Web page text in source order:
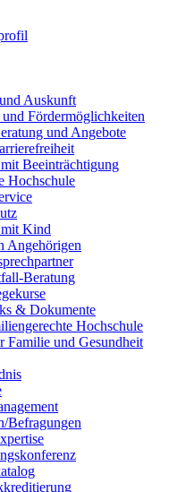
Auskunft
Fördermöglichkeiten
und Angebote
Beeinträchtigung
Hochschule
mit Kind
Angehörigen
Beratung
& Dokumente
Hochschule
Familie und Gesundheit
Befragungen